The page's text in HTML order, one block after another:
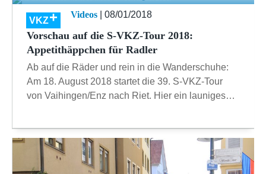
VKZ
Videos | 08/01/2018
Vorschau auf die S-VKZ-Tour 2018:
Appetithäppchen für Radler
Ab auf die Räder und rein in die Wanderschuhe:
Am 18. August 2018 startet die 39. S-VKZ-Tour
von Vaihingen/Enz nach Riet. Hier ein launiges…